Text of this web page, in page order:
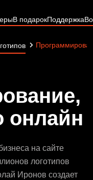
В подарокПоддержка
онлайн
на сайте
логотипов
Иронов создает